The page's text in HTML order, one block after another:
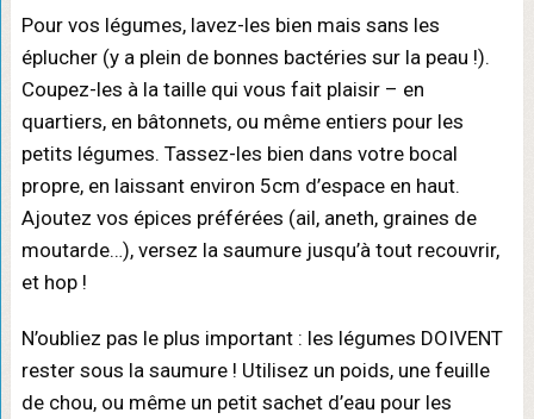
Pour vos légumes, lavez-les bien mais sans les
éplucher (y a plein de bonnes bactéries sur la peau !).
Coupez-les à la taille qui vous fait plaisir – en
quartiers, en bâtonnets, ou même entiers pour les
petits légumes. Tassez-les bien dans votre bocal
propre, en laissant environ 5cm d’espace en haut.
Ajoutez vos épices préférées (ail, aneth, graines de
moutarde…), versez la saumure jusqu’à tout recouvrir,
et hop !
N’oubliez pas le plus important : les légumes DOIVENT
rester sous la saumure ! Utilisez un poids, une feuille
de chou, ou même un petit sachet d’eau pour les